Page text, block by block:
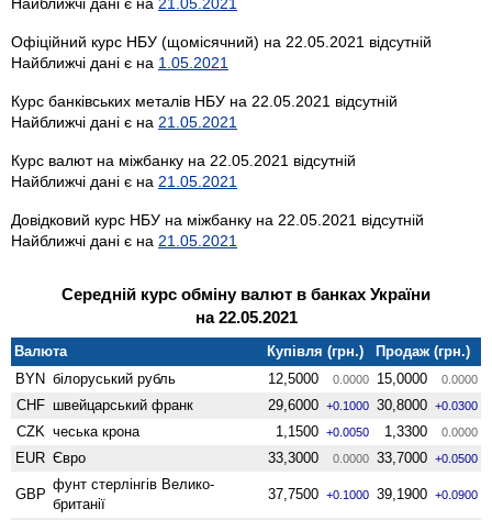
Офіційний курс НБУ (щомісячний) на 22.05.2021 відсутній
Найближчі дані є на 1.05.2021
Курс банківських металів НБУ на 22.05.2021 відсутній
Найближчі дані є на 21.05.2021
Курс валют на міжбанку на 22.05.2021 відсутній
Найближчі дані є на 21.05.2021
Довідковий курс НБУ на міжбанку на 22.05.2021 відсутній
Найближчі дані є на 21.05.2021
Середній курс обміну валют в банках України
на 22.05.2021
Валюта Купівля (грн.)
Продаж (грн.)
BYN білоруський рубль 12,5000 0.0000 15,0000 0.0000
CHF швейцарський франк 29,6000 +0.1000 30,8000 +0.0300
CZK чеська крона 1,1500 +0.0050 1,3300 0.0000
EUR Євро 33,3000 0.0000 33,7000 +0.0500
GBP
фунт стерлінгів Велико­
британії
37,7500 +0.1000 39,1900 +0.0900